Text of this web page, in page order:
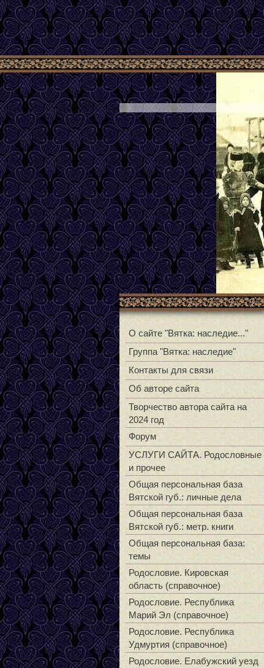
О сайте "Вятка: наследие..."
Группа "Вятка: наследие"
Контакты для связи
Об авторе сайта
Творчество автора сайта на
2024 год
Форум
УСЛУГИ САЙТА. Родословные
и прочее
Общая персональная база
Вятской губ.: личные дела
Общая персональная база
Вятской губ.: метр. книги
Общая персональная база:
темы
Родословие. Кировская
область (справочное)
Родословие. Республика
Марий Эл (справочное)
Родословие. Республика
Удмуртия (справочное)
Родословие. Елабужский уезд